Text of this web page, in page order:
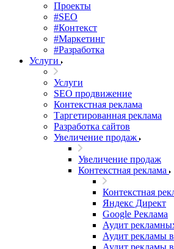
Проекты
#SEO
#Контекст
#Маркетинг
#Разработка
Услуги
Услуги
SEO продвижение
Контекстная реклама
Таргетированная реклама
Разработка сайтов
Увеличение продаж
Увеличение продаж
Контекстная реклама
Контекстная
Яндекс Директ
Google Реклама
Аудит
Аудит рекламы
Аудит рекламы